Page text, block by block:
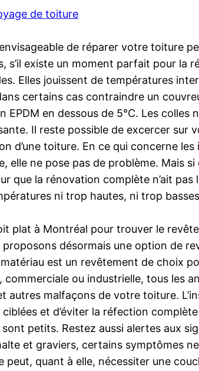
de toiture
de réparer votre toiture
s’il existe un moment parfait pour la
Elles jouissent de températures
certains cas contraindre un
en dessous de 5°C. Les
Il reste possible de excercer sur
d’une toiture. En ce qui concerne
ne pose pas de problème. Mais
que la rénovation complète n’ait pas
ni trop hautes, ni trop
plat à Montréal pour trouver le
désormais une option de
est un revêtement de choix
ou industrielle, tous les
autres malfaçons de votre toiture.
et d’éviter la réfection
petits. Restez aussi alertes aux
et graviers, certains symptômes
peut, quant à elle, nécessiter une